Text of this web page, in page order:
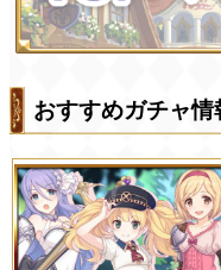
おすすめガチャ情